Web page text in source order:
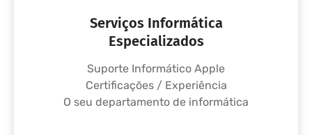
Serviços Informática
Especializados
Suporte Informático Apple
Certificações / Experiência
O seu departamento de informática